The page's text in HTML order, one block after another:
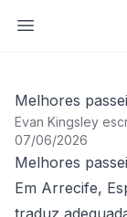
Abrir barra
Melhores
Evan Kingsley
07/06/2026
Melhores
Em Arrecife,
traduz